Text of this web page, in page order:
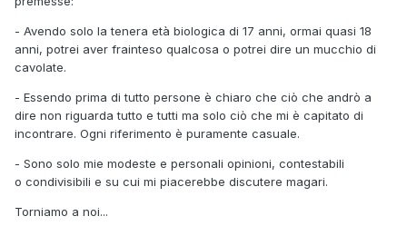
- Avendo solo la tenera età biologica di 17 anni, ormai quasi 18
anni, potrei aver frainteso qualcosa o potrei dire un mucchio di
cavolate.
- Essendo prima di tutto persone è chiaro che ciò che andrò a
dire non riguarda tutto e tutti ma solo ciò che mi è capitato di
incontrare. Ogni riferimento è puramente casuale.
- Sono solo mie modeste e personali opinioni, contestabili
o condivisibili e su cui mi piacerebbe discutere magari.
Torniamo a noi...